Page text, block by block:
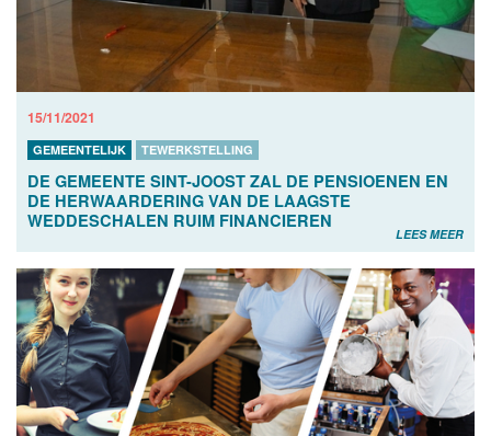
15/11/2021
GEMEENTELIJK TEWERKSTELLING
DE GEMEENTE SINT-JOOST ZAL DE PENSIOENEN EN
DE HERWAARDERING VAN DE LAAGSTE
WEDDESCHALEN RUIM FINANCIEREN
LEES MEER